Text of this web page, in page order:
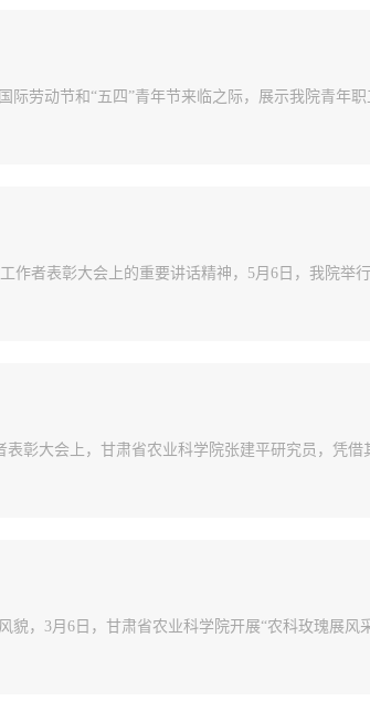
际劳动节和“五四”青年节来临之际，展示我院青年
作者表彰大会上的重要讲话精神，5月6日，我院举
彰大会上，甘肃省农业科学院张建平研究员，凭借
貌，3月6日，甘肃省农业科学院开展“农科玫瑰展风